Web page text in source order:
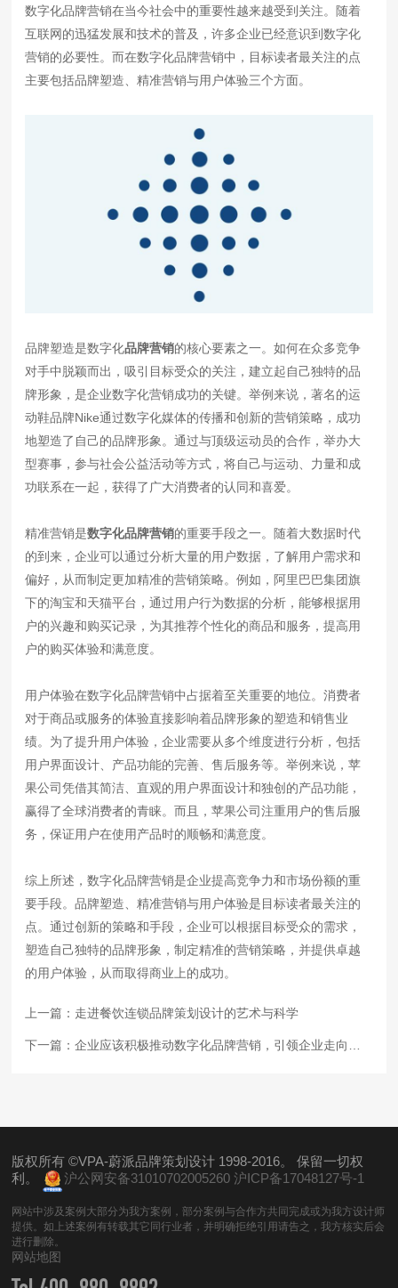
数字化品牌营销在当今社会中的重要性越来越受到关注。随着
互联网的迅猛发展和技术的普及，许多企业已经意识到数字化
营销的必要性。而在数字化品牌营销中，目标读者最关注的点
主要包括品牌塑造、精准营销与用户体验三个方面。
品牌塑造是数字化品牌营销的核心要素之一。如何在众多竞争
对手中脱颖而出，吸引目标受众的关注，建立起自己独特的品
牌形象，是企业数字化营销成功的关键。举例来说，著名的运
动鞋品牌Nike通过数字化媒体的传播和创新的营销策略，成功
地塑造了自己的品牌形象。通过与顶级运动员的合作，举办大
型赛事，参与社会公益活动等方式，将自己与运动、力量和成
功联系在一起，获得了广大消费者的认同和喜爱。
精准营销是数字化品牌营销的重要手段之一。随着大数据时代
的到来，企业可以通过分析大量的用户数据，了解用户需求和
偏好，从而制定更加精准的营销策略。例如，阿里巴巴集团旗
下的淘宝和天猫平台，通过用户行为数据的分析，能够根据用
户的兴趣和购买记录，为其推荐个性化的商品和服务，提高用
户的购买体验和满意度。
用户体验在数字化品牌营销中占据着至关重要的地位。消费者
对于商品或服务的体验直接影响着品牌形象的塑造和销售业
绩。为了提升用户体验，企业需要从多个维度进行分析，包括
用户界面设计、产品功能的完善、售后服务等。举例来说，苹
果公司凭借其简洁、直观的用户界面设计和独创的产品功能，
赢得了全球消费者的青睐。而且，苹果公司注重用户的售后服
务，保证用户在使用产品时的顺畅和满意度。
综上所述，数字化品牌营销是企业提高竞争力和市场份额的重
要手段。品牌塑造、精准营销与用户体验是目标读者最关注的
点。通过创新的策略和手段，企业可以根据目标受众的需求，
塑造自己独特的品牌形象，制定精准的营销策略，并提供卓越
的用户体验，从而取得商业上的成功。
上一篇： 走进餐饮连锁品牌策划设计的艺术与科学
下一篇：企业应该积极推动数字化品牌营销，引领企业走向未来的创新路径
版权所有 ©VPA-蔚派品牌策划设计 1998-2016。 保留一切权
利。
沪公网安备31010702005260 沪ICP备17048127号-1
网站中涉及案例大部分为我方案例，部分案例与合作方共同完成或为我方设计师
提供。如上述案例有转载其它同行业者，并明确拒绝引用请告之，我方核实后会
进行删除。
网站地图